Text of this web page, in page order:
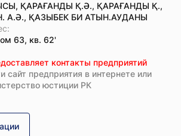
ҚАРАҒАНДЫ Қ.Ә., ҚАРАҒАНДЫ Қ.,
А.Ә., ҚАЗЫБЕК БИ АТЫН.АУДАНЫ
63, кв. 62'
контакты предприятий
сайт предприятия в интернете или
юстиции РК